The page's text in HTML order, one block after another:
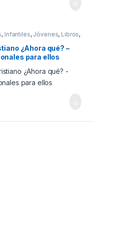
, Infantiles, Jóvenes, Libros,
¿Ahora qué? –
para ellos